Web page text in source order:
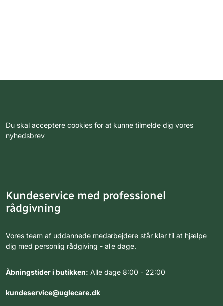
Du skal acceptere cookies for at kunne tilmelde dig vores
nyhedsbrev
Kundeservice med professionel
rådgivning
Vores team af uddannede medarbejdere står klar til at hjælpe
dig med personlig rådgiving - alle dage.
Åbningstider i butikken: Alle dage 8:00 - 22:00
kundeservice@uglecare.dk